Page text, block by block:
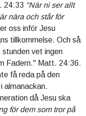
24:33 "När ni ser allt
nära och står för
oss inför Jesu
tillkommelse. Och så
vet ingen
Fadern." Matt. 24:36.
få reda på den
almanackan.
då Jesu ska
för dem som tror på